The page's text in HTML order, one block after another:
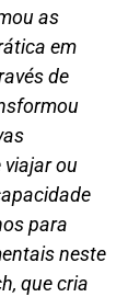
as
em
de
ou
para
neste
que cria